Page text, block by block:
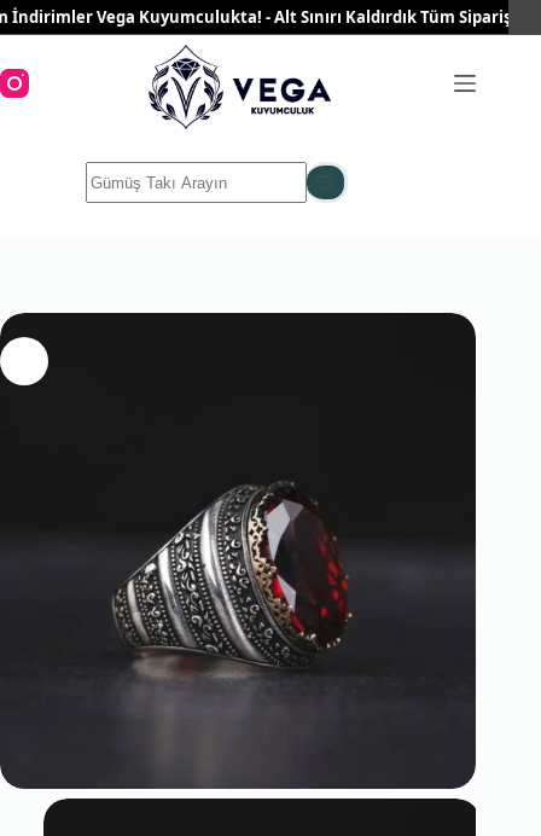
Skip
to
Vega Kuyumculukta! - Alt Sınırı Kaldırdık Tüm
results